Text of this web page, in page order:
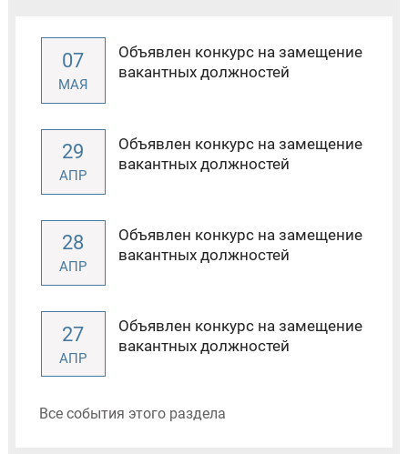
07
МАЯ
Объявлен конкурс на замещение
вакантных должностей
29
АПР
Объявлен конкурс на замещение
вакантных должностей
28
АПР
Объявлен конкурс на замещение
вакантных должностей
27
АПР
Объявлен конкурс на замещение
вакантных должностей
Все события этого раздела